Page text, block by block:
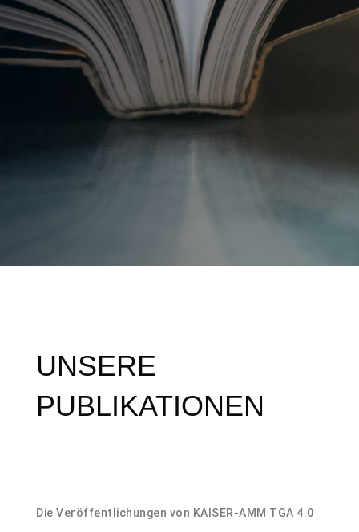
UNSERE
PUBLIKATIONEN
Die Veröffentlichungen von KAISER-AMM TGA 4.0